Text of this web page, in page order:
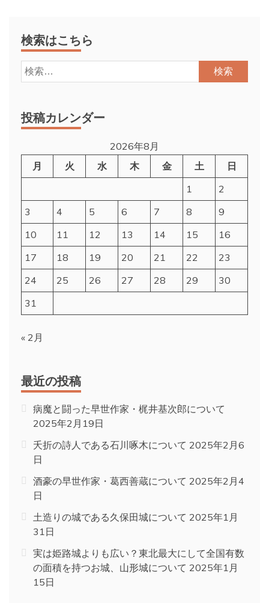
検索はこちら
検
索:
投稿カレンダー
2026年8月
月
火 水 木 金 土
日
1
2
3
4 5 6 7 8
9
10
11 12 13 14 15
16
17
18 19 20 21 22
23
24
25 26 27 28 29
30
31
« 2月
最近の投稿
病魔と闘った早世作家・梶井基次郎について
2025年2月19日
夭折の詩人である石川啄木について 2025年2月6
日
酒豪の早世作家・葛西善蔵について 2025年2月4
日
土造りの城である久保田城について 2025年1月
31日
実は姫路城よりも広い？東北最大にして全国有数
の面積を持つお城、山形城について 2025年1月
15日